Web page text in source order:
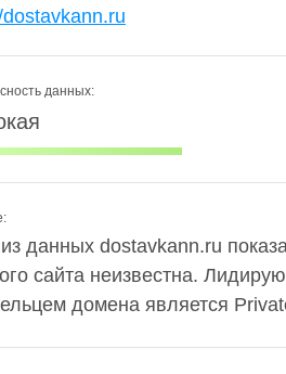
dostavkann.ru
данных:
данных dostavkann.ru
сайта неизвестна.
домена является